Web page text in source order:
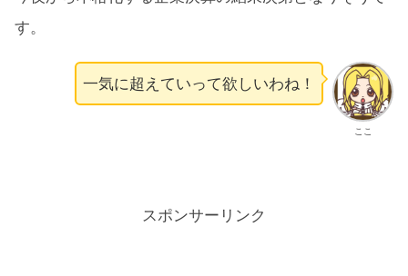
す。
ここ
一気に超えていって欲しいわね！
スポンサーリンク